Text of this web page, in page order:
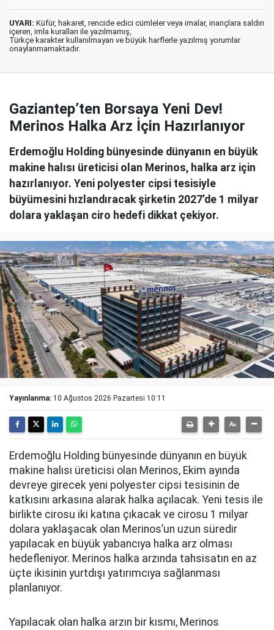
UYARI: Küfür, hakaret, rencide edici cümleler veya imalar, inançlara saldırı
içeren, imla kuralları ile yazılmamış,
Türkçe karakter kullanılmayan ve büyük harflerle yazılmış yorumlar
onaylanmamaktadır.
Gaziantep’ten Borsaya Yeni Dev!
Merinos Halka Arz İçin Hazırlanıyor
Erdemoğlu Holding bünyesinde dünyanın en büyük
makine halısı üreticisi olan Merinos, halka arz için
hazırlanıyor. Yeni polyester cipsi tesisiyle
büyümesini hızlandıracak şirketin 2027’de 1 milyar
dolara yaklaşan ciro hedefi dikkat çekiyor.
Yayınlanma: 10 Ağustos 2026 Pazartesi 10:11
Erdemoğlu Holding bünyesinde dünyanın en büyük
makine halısı üreticisi olan Merinos, Ekim ayında
devreye girecek yeni polyester cipsi tesisinin de
katkısını arkasına alarak halka açılacak. Yeni tesis ile
birlikte cirosu iki katına çıkacak ve cirosu 1 milyar
dolara yaklaşacak olan Merinos’un uzun süredir
yapılacak en büyük yabancıya halka arz olması
hedefleniyor. Merinos halka arzında tahsisatın en az
üçte ikisinin yurtdışı yatırımcıya sağlanması
planlanıyor.
Yapılacak olan halka arzın bir kısmı, Merinos